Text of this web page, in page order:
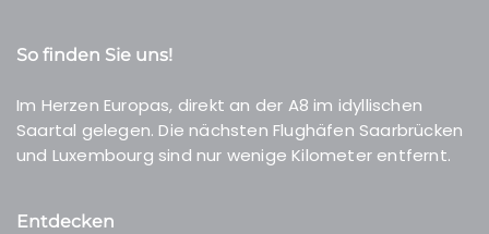
So finden Sie uns!
Im Herzen Europas, direkt an der A8 im idyllischen
Saartal gelegen. Die nächsten Flughäfen Saarbrücken
und Luxembourg sind nur wenige Kilometer entfernt.
Entdecken